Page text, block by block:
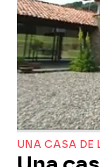
UNA CASA DE